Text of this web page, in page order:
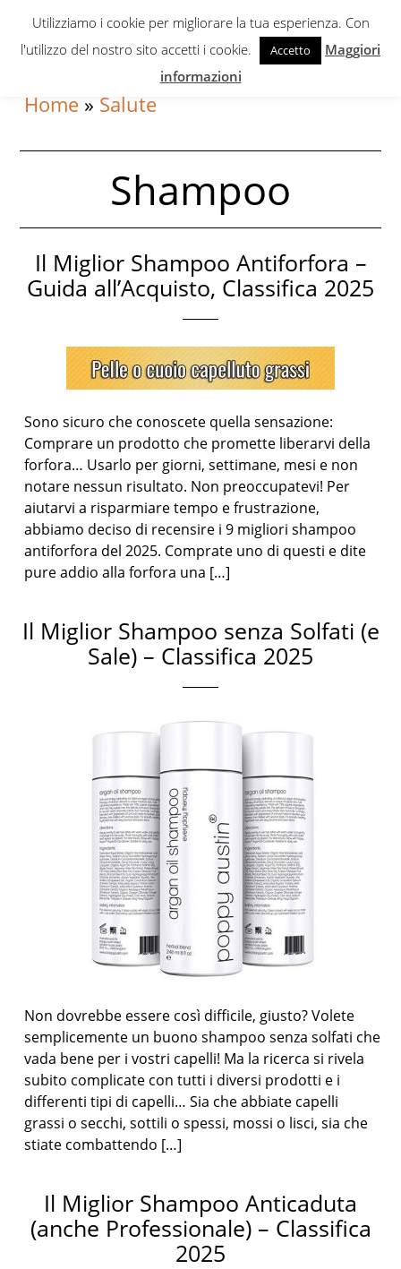
Skip
navigation
Skip
Home » Salute
Shampoo
Il Miglior Shampoo Antiforfora –
Guida all’Acquisto, Classifica 2025
Sono sicuro che conoscete quella sensazione:
Comprare un prodotto che promette liberarvi della
forfora… Usarlo per giorni, settimane, mesi e non
notare nessun risultato. Non preoccupatevi! Per
aiutarvi a risparmiare tempo e frustrazione,
abbiamo deciso di recensire i 9 migliori shampoo
antiforfora del 2025. Comprate uno di questi e dite
pure addio alla forfora una […]
Il Miglior Shampoo senza Solfati (e
Sale) – Classifica 2025
Non dovrebbe essere così difficile, giusto? Volete
semplicemente un buono shampoo senza solfati che
vada bene per i vostri capelli! Ma la ricerca si rivela
subito complicate con tutti i diversi prodotti e i
differenti tipi di capelli… Sia che abbiate capelli
grassi o secchi, sottili o spessi, mossi o lisci, sia che
stiate combattendo […]
Il Miglior Shampoo Anticaduta
(anche Professionale) – Classifica
2025
Utilizziamo i cookie per migliorare la tua esperienza. Con
l'utilizzo del nostro sito accetti i cookie.
Accetto
Maggiori
informazioni